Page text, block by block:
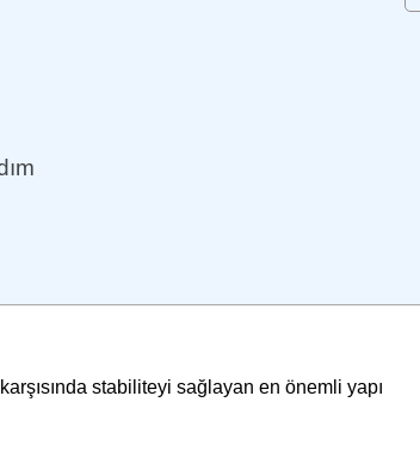
stabiliteyi sağlayan en önemli yapı